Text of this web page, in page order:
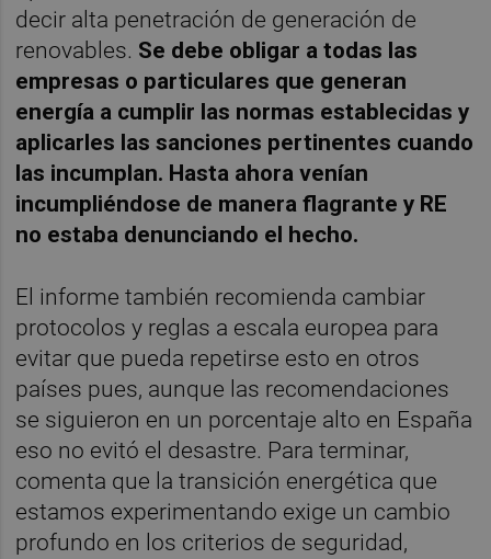
decir alta penetración de generación de
renovables. Se debe obligar a todas las
empresas o particulares que generan
energía a cumplir las normas establecidas y
aplicarles las sanciones pertinentes cuando
las incumplan. Hasta ahora venían
incumpliéndose de manera flagrante y RE
no estaba denunciando el hecho.
El informe también recomienda cambiar
protocolos y reglas a escala europea para
evitar que pueda repetirse esto en otros
países pues, aunque las recomendaciones
se siguieron en un porcentaje alto en España
eso no evitó el desastre. Para terminar,
comenta que la transición energética que
estamos experimentando exige un cambio
profundo en los criterios de seguridad,